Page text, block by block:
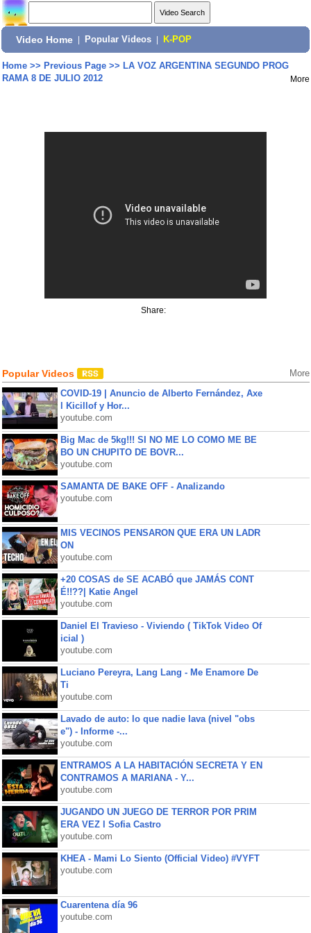
Video Home Popular Videos K-POP
Home>> Previous Page>> LA VOZ ARGENTINA SEGUNDO PROG
RAMA 8 DE JULIO 2012
More
Share:
Popular Videos More
COVID-19 | Anuncio de Alberto Fernández, Axe
l Kicillof y Hor...
youtube.com
Big Mac de 5kg!!! SI NO ME LO COMO ME BE
BO UN CHUPITO DE BOVR...
youtube.com
SAMANTA DE BAKE OFF - Analizando
youtube.com
MIS VECINOS PENSARON QUE ERA UN LADR
ON
youtube.com
+20 COSAS de SE ACABÓ que JAMÁS CONT
É!!??| Katie Angel
youtube.com
Daniel El Travieso - Viviendo ( TikTok Video Of
icial )
youtube.com
Luciano Pereyra, Lang Lang - Me Enamore De
Ti
youtube.com
Lavado de auto: lo que nadie lava (nivel "obs
e") - Informe -...
youtube.com
ENTRAMOS A LA HABITACIÓN SECRETA Y EN
CONTRAMOS A MARIANA - Y...
youtube.com
JUGANDO UN JUEGO DE TERROR POR PRIM
ERA VEZ l Sofia Castro
youtube.com
KHEA - Mami Lo Siento (Official Video) #VYFT
youtube.com
Cuarentena día 96
youtube.com